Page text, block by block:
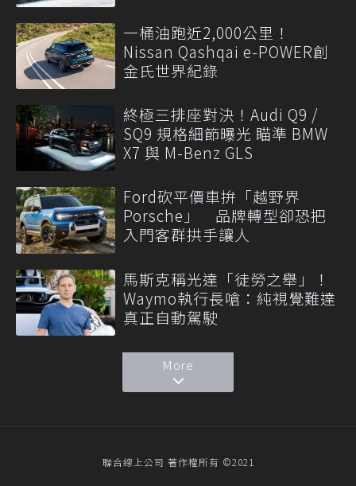
一桶油跑近2,000公里！
Nissan Qashqai e-POWER創
金氏世界紀錄
終極三排座對決！Audi Q9 /
SQ9 規格細節曝光 瞄準 BMW
X7 與 M-Benz GLS
Ford砍平價車拚「越野界
Porsche」 品牌轉型卻恐把
入門客群拱手讓人
馬斯克稱光達「徒勞之舉」！
Waymo執行長嗆：純視覺難達
真正自動駕駛
More
聯合線上公司 著作權所有 ©2021